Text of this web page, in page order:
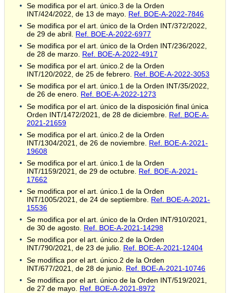
Se modifica por el art. único.3 de la Orden
INT/424/2022, de 13 de mayo. Ref. BOE-A-2022-7846
Se modifica por el art. único de la Orden INT/372/2022,
de 29 de abril. Ref. BOE-A-2022-6977
Se modifica por el art. único de la Orden INT/236/2022,
de 28 de marzo. Ref. BOE-A-2022-4917
Se modifica por el art. único.2 de la Orden
INT/120/2022, de 25 de febrero. Ref. BOE-A-2022-3053
Se modifica por el art. único.1 de la Orden INT/35/2022,
de 26 de enero. Ref. BOE-A-2022-1273
Se modifica por el art. único de la disposición final única
Orden INT/1472/2021, de 28 de diciembre. Ref. BOE-A-
2021-21659
Se modifica por el art. único.2 de la Orden
INT/1304/2021, de 26 de noviembre. Ref. BOE-A-2021-
19608
Se modifica por el art. único.1 de la Orden
INT/1159/2021, de 29 de octubre. Ref. BOE-A-2021-
17662
Se modifica por el art. único.1 de la Orden
INT/1005/2021, de 24 de septiembre. Ref. BOE-A-2021-
15536
Se modifica por el art. único de la Orden INT/910/2021,
de 30 de agosto. Ref. BOE-A-2021-14298
Se modifica por el art. único.2 de la Orden
INT/790/2021, de 23 de julio. Ref. BOE-A-2021-12404
Se modifica por el art. único.2 de la Orden
INT/677/2021, de 28 de junio. Ref. BOE-A-2021-10746
Se modifica por el art. único de la Orden INT/519/2021,
de 27 de mayo. Ref. BOE-A-2021-8972